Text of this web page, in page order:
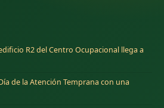
R2 del Centro Ocupacional llega a
de la Atención Temprana con una